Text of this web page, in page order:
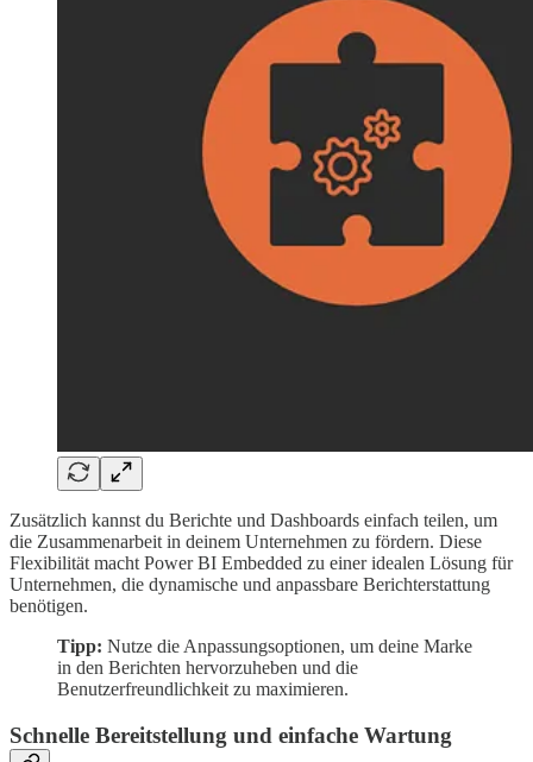
Zusätzlich kannst du Berichte und Dashboards einfach teilen, um
die Zusammenarbeit in deinem Unternehmen zu fördern. Diese
Flexibilität macht Power BI Embedded zu einer idealen Lösung für
Unternehmen, die dynamische und anpassbare Berichterstattung
benötigen.
Tipp: Nutze die Anpassungsoptionen, um deine Marke
in den Berichten hervorzuheben und die
Benutzerfreundlichkeit zu maximieren.
Schnelle Bereitstellung und einfache Wartung